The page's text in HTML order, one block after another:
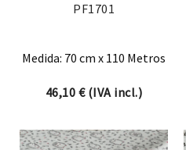
PF1701
Medida: 70 cm x 110 Metros
46,10 €(IVA incl.)